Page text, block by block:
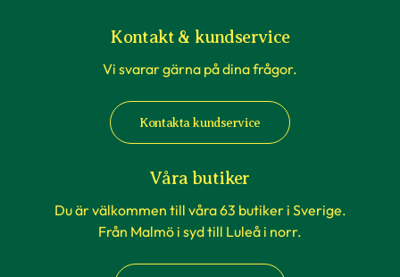
Kontakt & kundservice
Vi svarar gärna på dina frågor.
Kontakta kundservice
Våra butiker
Du är välkommen till våra 63 butiker i Sverige.
Från Malmö i syd till Luleå i norr.